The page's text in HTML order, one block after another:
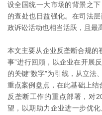
设全国统一大市场的背景之
的查处也日益强化。在司法
政诉讼活动也相当活跃，且最
本文主要从企业反垄断合规的
事”进行回顾，以企业在开展
的关键“数字”为引线，从立法
重点案例盘点，在此基础上
反垄断工作的重点部署，对
望，以期助力企业进一步优